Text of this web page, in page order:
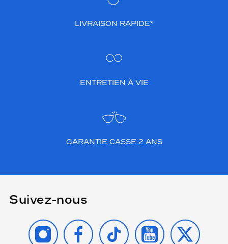
LIVRAISON RAPIDE*
ENTRETIEN À VIE
GARANTIE CASSE 2 ANS
Suivez-nous
INSTAGRAMFACEBOOK
TIKTOK YOUTUBE
X